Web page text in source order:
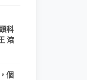
科
滾
個